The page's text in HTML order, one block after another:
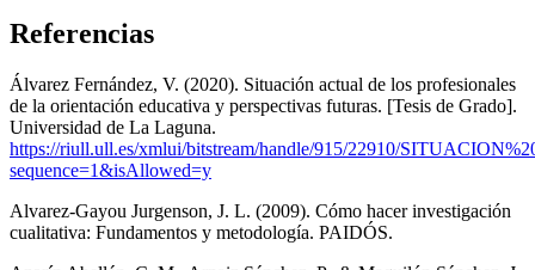
Referencias
Álvarez Fernández, V. (2020). Situación actual de los profesionales
de la orientación educativa y perspectivas futuras. [Tesis de Grado].
Universidad de La Laguna.
https://riull.ull.es/xmlui/bitstream/handle/915/22910/
sequence=1&isAllowed=y
Alvarez-Gayou Jurgenson, J. L. (2009). Cómo hacer investigación
cualitativa: Fundamentos y metodología. PAIDÓS.